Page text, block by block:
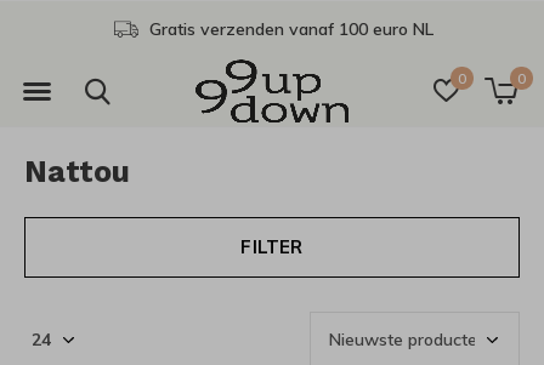
0 0
Gratis verzenden vanaf 100 euro NL
Nattou
FILTER